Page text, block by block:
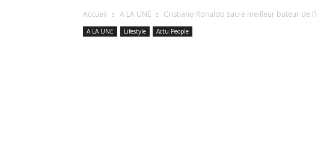
Accueil A LA UNE Cristiano Ronaldo sacré meilleur buteur de
A LA UNE Lifestyle Actu People